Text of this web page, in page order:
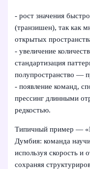
- рост значения
(транзишен), так как
открытых
- увеличение
стандартизация
полупространство —
- появление команд,
прессинг длинными
редкостью.
Типичный пример —
Думбия: команда
используя скорость и
сохраняя